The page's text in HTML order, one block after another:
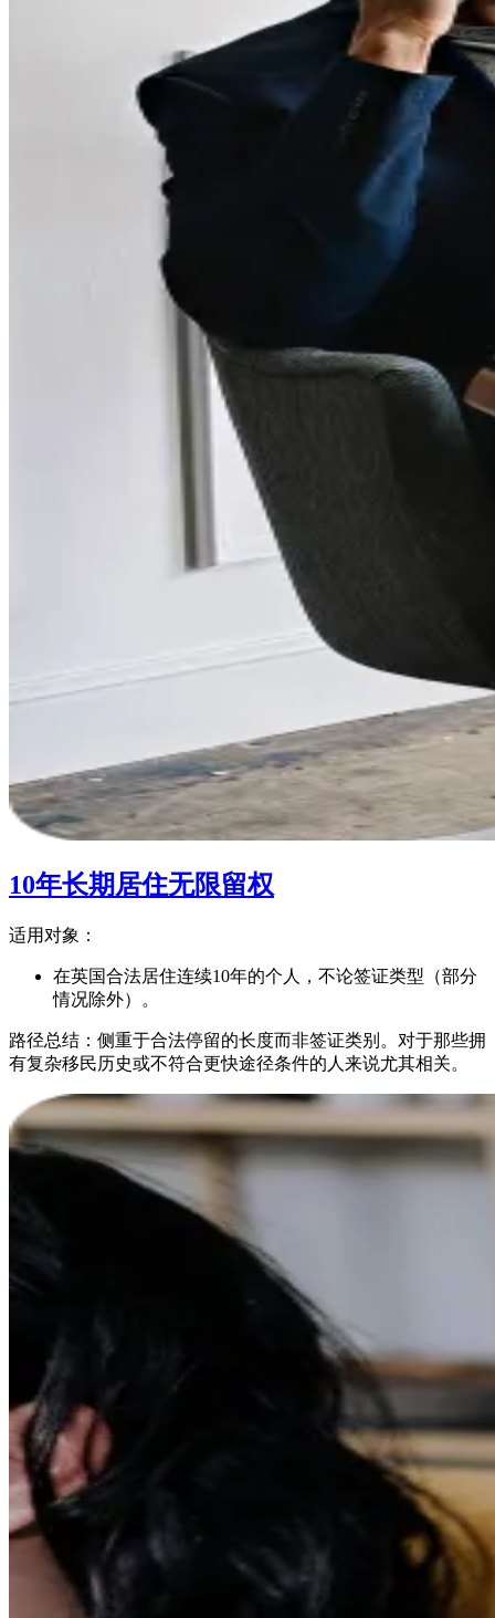
10年长期居住无限留权
适用对象：
在英国合法居住连续10年的个人，不论签证类型（部分
情况除外）。
路径总结：侧重于合法停留的长度而非签证类别。对于那些拥
有复杂移民历史或不符合更快途径条件的人来说尤其相关。